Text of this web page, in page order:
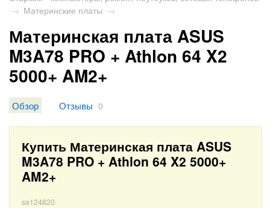
→ Материнские платы →
Материнская плата ASUS
M3A78 PRO + Athlon 64 X2
5000+ AM2+
Обзор Отзывы 0
Купить Материнская плата ASUS
M3A78 PRO + Athlon 64 X2 5000+
AM2+
sa124820